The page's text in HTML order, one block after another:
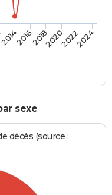
20162018202020222024
sexe
décès (source :